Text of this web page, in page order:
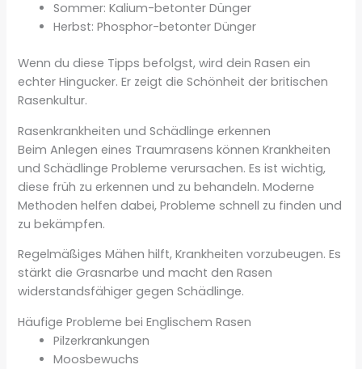
Sommer: Kalium-betonter Dünger
Herbst: Phosphor-betonter Dünger
Wenn du diese Tipps befolgst, wird dein Rasen ein
echter Hingucker. Er zeigt die Schönheit der britischen
Rasenkultur.
Rasenkrankheiten und Schädlinge erkennen
Beim Anlegen eines Traumrasens können Krankheiten
und Schädlinge Probleme verursachen. Es ist wichtig,
diese früh zu erkennen und zu behandeln. Moderne
Methoden helfen dabei, Probleme schnell zu finden und
zu bekämpfen.
Regelmäßiges Mähen hilft, Krankheiten vorzubeugen. Es
stärkt die Grasnarbe und macht den Rasen
widerstandsfähiger gegen Schädlinge.
Häufige Probleme bei Englischem Rasen
Pilzerkrankungen
Moosbewuchs